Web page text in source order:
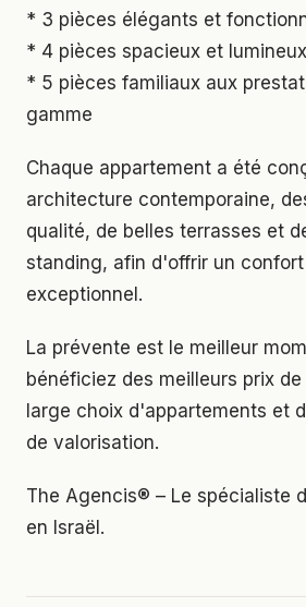
* 3 pièces élégants et
* 4 pièces spacieux et lumineux
* 5 pièces familiaux aux
gamme
Chaque appartement a été
architecture contemporaine,
qualité, de belles terrasses et
standing, afin d'offrir un
exceptionnel.
La prévente est le meilleur
bénéficiez des meilleurs prix
large choix d'appartements et
de valorisation.
The Agencis® – Le spécialiste
en Israël.